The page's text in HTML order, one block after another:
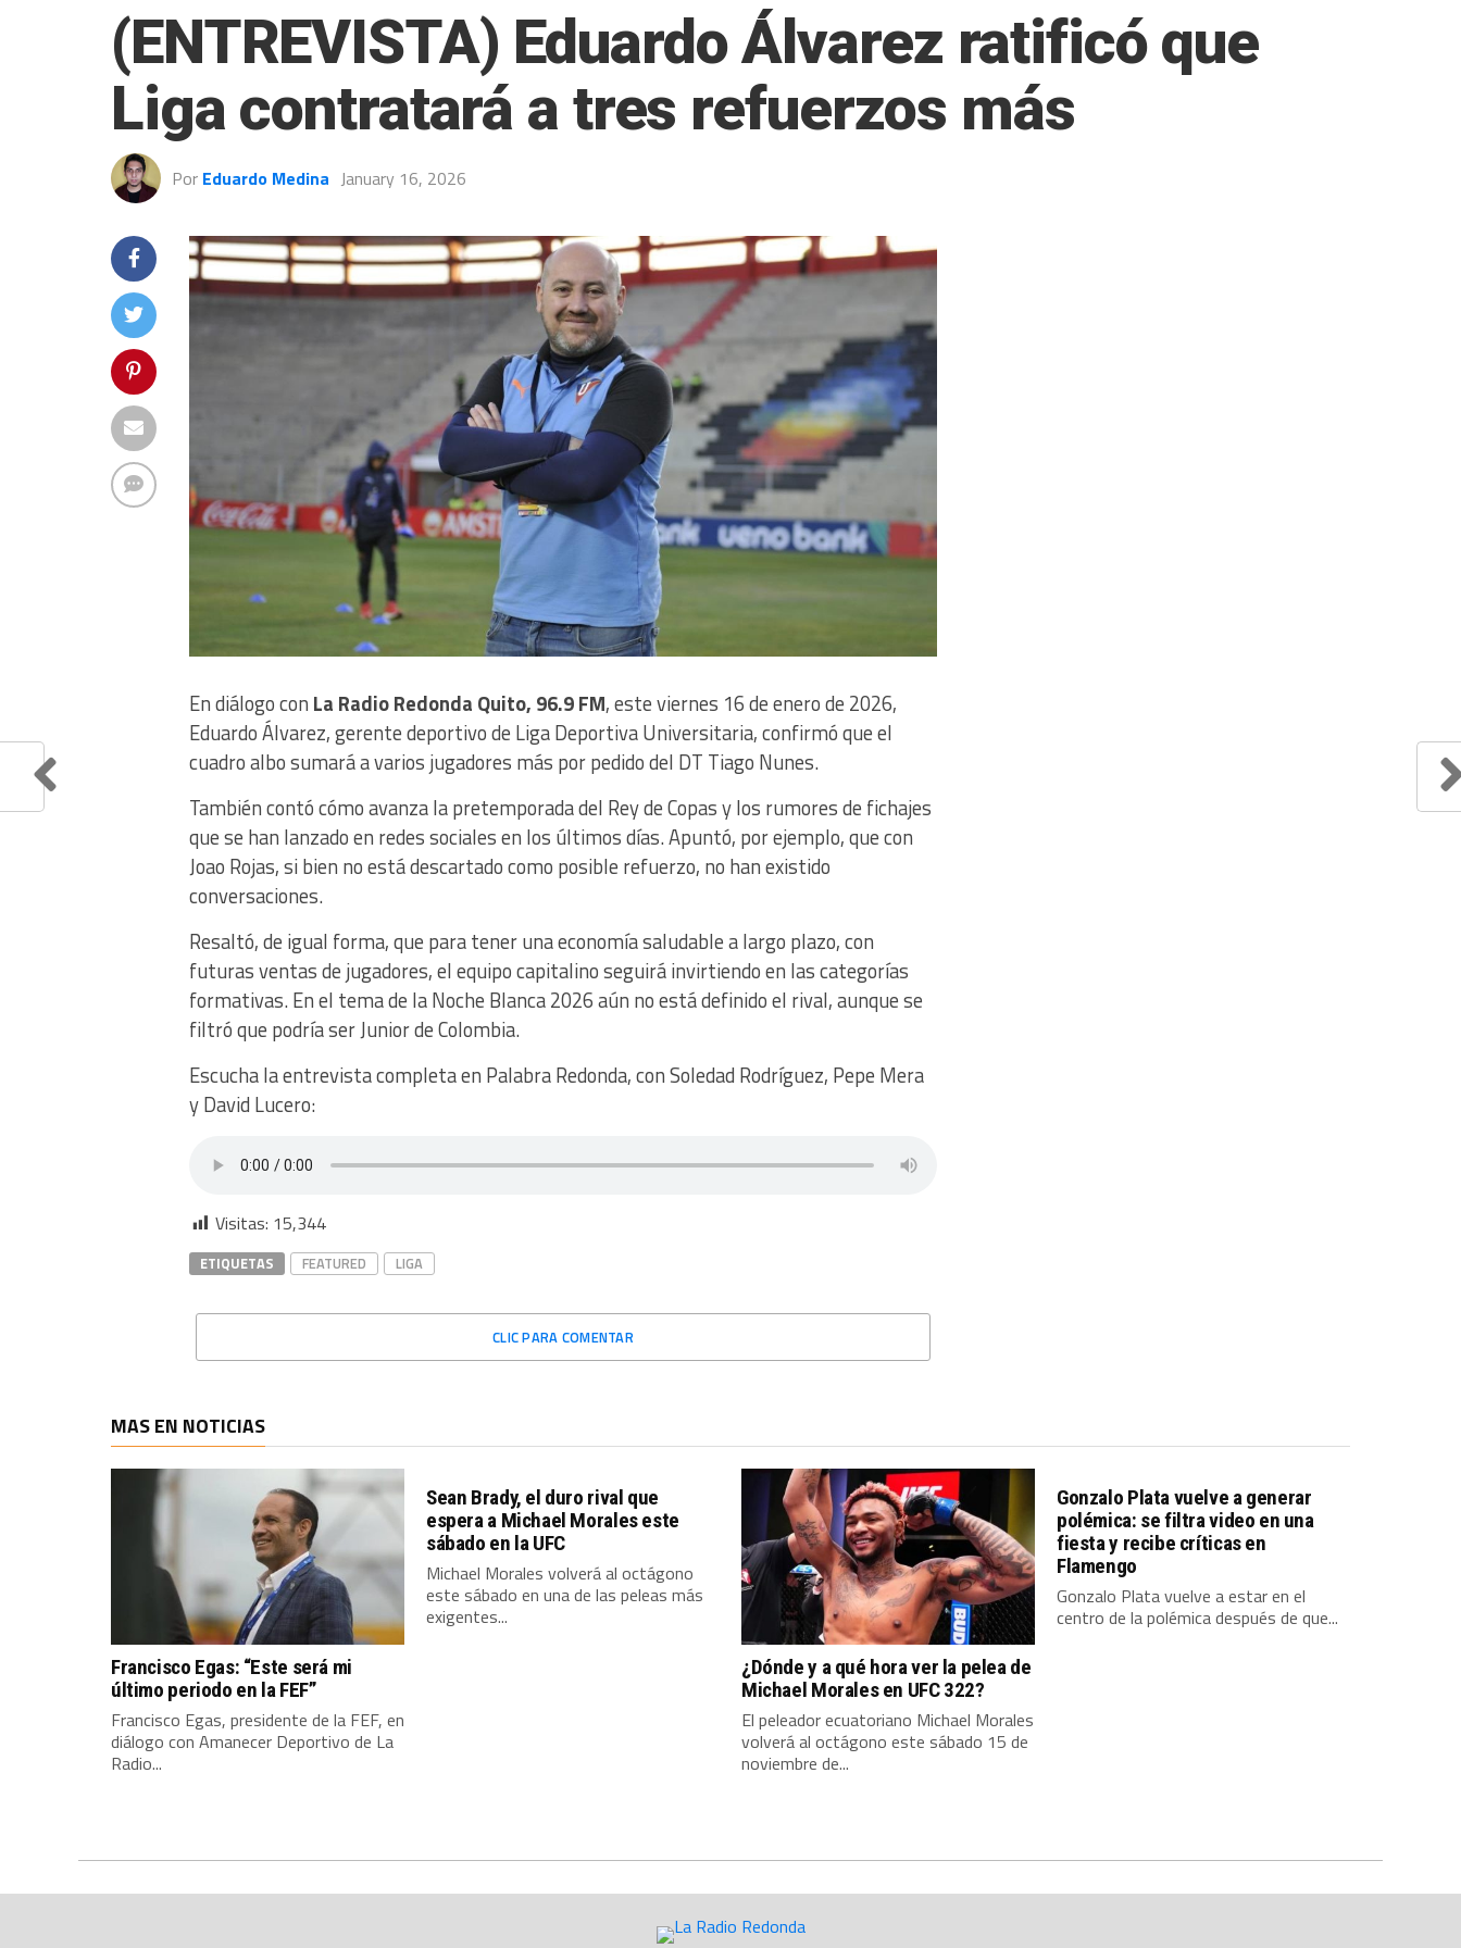
(ENTREVISTA) Eduardo Álvarez ratificó que
Liga contratará a tres refuerzos más
Por Eduardo Medina January 16, 2026
En diálogo con La Radio Redonda Quito, 96.9 FM, este viernes 16 de enero de 2026,
Eduardo Álvarez, gerente deportivo de Liga Deportiva Universitaria, confirmó que el
cuadro albo sumará a varios jugadores más por pedido del DT Tiago Nunes.
También contó cómo avanza la pretemporada del Rey de Copas y los rumores de fichajes
que se han lanzado en redes sociales en los últimos días. Apuntó, por ejemplo, que con
Joao Rojas, si bien no está descartado como posible refuerzo, no han existido
conversaciones.
Resaltó, de igual forma, que para tener una economía saludable a largo plazo, con
futuras ventas de jugadores, el equipo capitalino seguirá invirtiendo en las categorías
formativas. En el tema de la Noche Blanca 2026 aún no está definido el rival, aunque se
filtró que podría ser Junior de Colombia.
Escucha la entrevista completa en Palabra Redonda, con Soledad Rodríguez, Pepe Mera
y David Lucero:
Visitas: 15,344
ETIQUETAS FEATURED LIGA
CLIC PARA COMENTAR
MAS EN NOTICIAS
Francisco Egas: “Este será mi
último periodo en la FEF”
Francisco Egas, presidente de la FEF, en
diálogo con Amanecer Deportivo de La
Radio...
Sean Brady, el duro rival que
espera a Michael Morales este
sábado en la UFC
Michael Morales volverá al octágono
este sábado en una de las peleas más
exigentes...
¿Dónde y a qué hora ver la pelea de
Michael Morales en UFC 322?
El peleador ecuatoriano Michael Morales
volverá al octágono este sábado 15 de
noviembre de...
Gonzalo Plata vuelve a generar
polémica: se filtra video en una
fiesta y recibe críticas en
Flamengo
Gonzalo Plata vuelve a estar en el
centro de la polémica después de que...